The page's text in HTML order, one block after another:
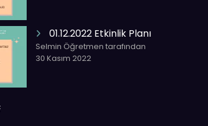
01.12.2022 Etkinlik Planı
Selmin Öğretmen tarafından
30 Kasım 2022